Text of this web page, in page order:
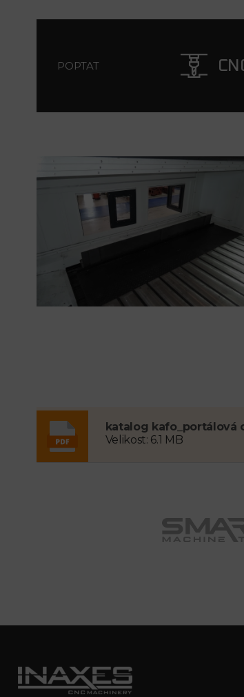
POPTAT
katalog kafo_portálová
Velikost: 6.1 MB